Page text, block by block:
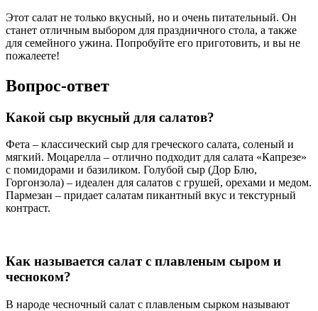
Этот салат не только вкусный, но и очень питательный. Он
станет отличным выбором для праздничного стола, а также
для семейного ужина. Попробуйте его приготовить, и вы не
пожалеете!
Вопрос-ответ
Какой сыр вкусный для салатов?
Фета – классический сыр для греческого салата, соленый и
мягкий. Моцарелла – отлично подходит для салата «Капрезе»
с помидорами и базиликом. Голубой сыр (Дор Блю,
Горгонзола) – идеален для салатов с грушей, орехами и медом.
Пармезан – придает салатам пикантный вкус и текстурный
контраст.
Как называется салат с плавленым сыром и
чесноком?
В народе чесночный салат с плавленым сырком называют